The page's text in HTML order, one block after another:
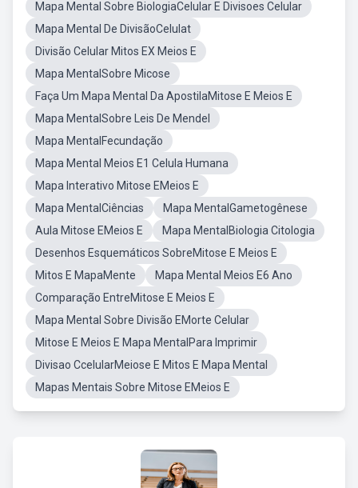
Mapa Mental Sobre BiologiaCelular E Divisoes Celular
Mapa Mental De DivisãoCelulat
Divisão Celular Mitos EX Meios E
Mapa MentalSobre Micose
Faça Um Mapa Mental Da ApostilaMitose E Meios E
Mapa MentalSobre Leis De Mendel
Mapa MentalFecundação
Mapa Mental Meios E1 Celula Humana
Mapa Interativo Mitose EMeios E
Mapa MentalCiências
Mapa MentalGametogênese
Aula Mitose EMeios E
Mapa MentalBiologia Citologia
Desenhos Esquemáticos SobreMitose E Meios E
Mitos E MapaMente
Mapa Mental Meios E6 Ano
Comparação EntreMitose E Meios E
Mapa Mental Sobre Divisão EMorte Celular
Mitose E Meios E Mapa MentalPara Imprimir
Divisao CcelularMeiose E Mitos E Mapa Mental
Mapas Mentais Sobre Mitose EMeios E